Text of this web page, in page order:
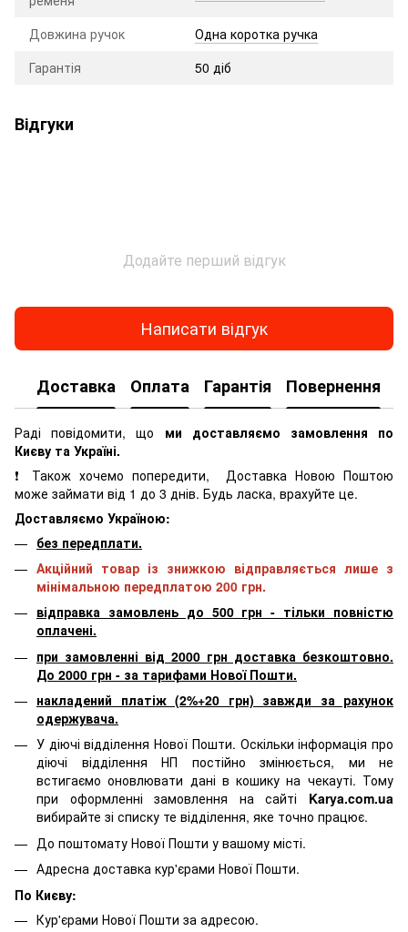
Довжина ручок
Одна коротка ручка
Гарантія
50 діб
Відгуки
Додайте перший відгук
Написати відгук
Доставка Оплата Гарантія Повернення
Раді повідомити, що ми доставляємо замовлення по
Києву та Україні.
❗ Також хочемо попередити, Доставка Новою Поштою
може займати від 1 до 3 днів. Будь ласка, врахуйте це.
Доставляємо Україною:
без передплати.
Акційний товар із знижкою відправляється лише з
мінімальною передплатою 200 грн.
відправка замовлень до 500 грн - тільки повністю
оплачені.
при замовленні від 2000 грн доставка безкоштовно.
До 2000 грн - за тарифами Нової Пошти.
накладений платіж (2%+20 грн) завжди за рахунок
одержувача.
У діючі відділення Нової Пошти. Оскільки інформація про
діючі відділення НП постійно змінюється, ми не
встигаємо оновлювати дані в кошику на чекауті. Тому
при оформленні замовлення на сайті Karya.com.ua
вибирайте зі списку те відділення, яке точно працює.
До поштомату Нової Пошти у вашому місті.
Адресна доставка кур'єрами Нової Пошти.
По Києву:
Кур'єрами Нової Пошти за адресою.